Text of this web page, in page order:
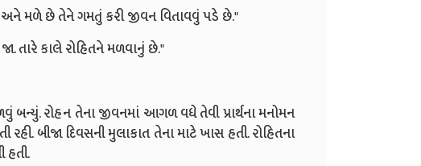
મળે છે તેને ગમતું કરી જીવન વિતાવવું પડે છે."
તારે કાલે રોહિતને મળવાનું છે."
બન્યું. રોહન તેના જીવનમાં આગળ વધે તેવી પ્રાર્થના મનોમન
રહી. બીજા દિવસની મુલાકાત તેના માટે ખાસ હતી. રોહિતના
હતી.